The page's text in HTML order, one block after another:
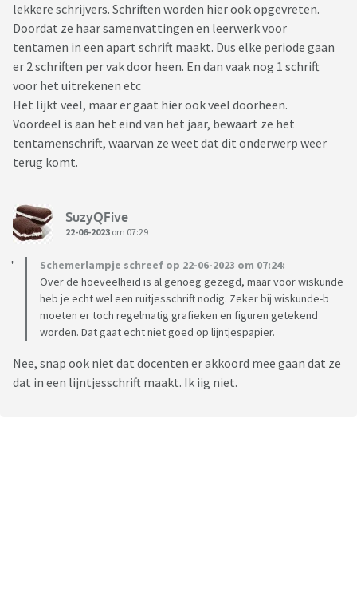
Wat (zouden jullie) hanteren jullie als budget voor een
leerling uit 6VWO en nog belangrijker, hoeveel spullen
gebruiken jullie scholieren in een jaar en hoeveel kopen zij?
Groetjes!
lekkere schrijvers. Schriften worden hier ook opgevreten.
Doordat ze haar samenvattingen en leerwerk voor
tentamen in een apart schrift maakt. Dus elke periode gaan
er 2 schriften per vak door heen. En dan vaak nog 1 schrift
voor het uitrekenen etc
Het lijkt veel, maar er gaat hier ook veel doorheen.
Voordeel is aan het eind van het jaar, bewaart ze het
tentamenschrift, waarvan ze weet dat dit onderwerp weer
terug komt.
SuzyQFive
22-06-2023 om 07:29
Schemerlampje schreef op 22-06-2023 om 07:24:
Over de hoeveelheid is al genoeg gezegd, maar voor wiskunde
heb je echt wel een ruitjesschrift nodig. Zeker bij wiskunde-b
moeten er toch regelmatig grafieken en figuren getekend
worden. Dat gaat echt niet goed op lijntjespapier.
Nee, snap ook niet dat docenten er akkoord mee gaan dat ze
dat in een lijntjesschrift maakt. Ik iig niet.